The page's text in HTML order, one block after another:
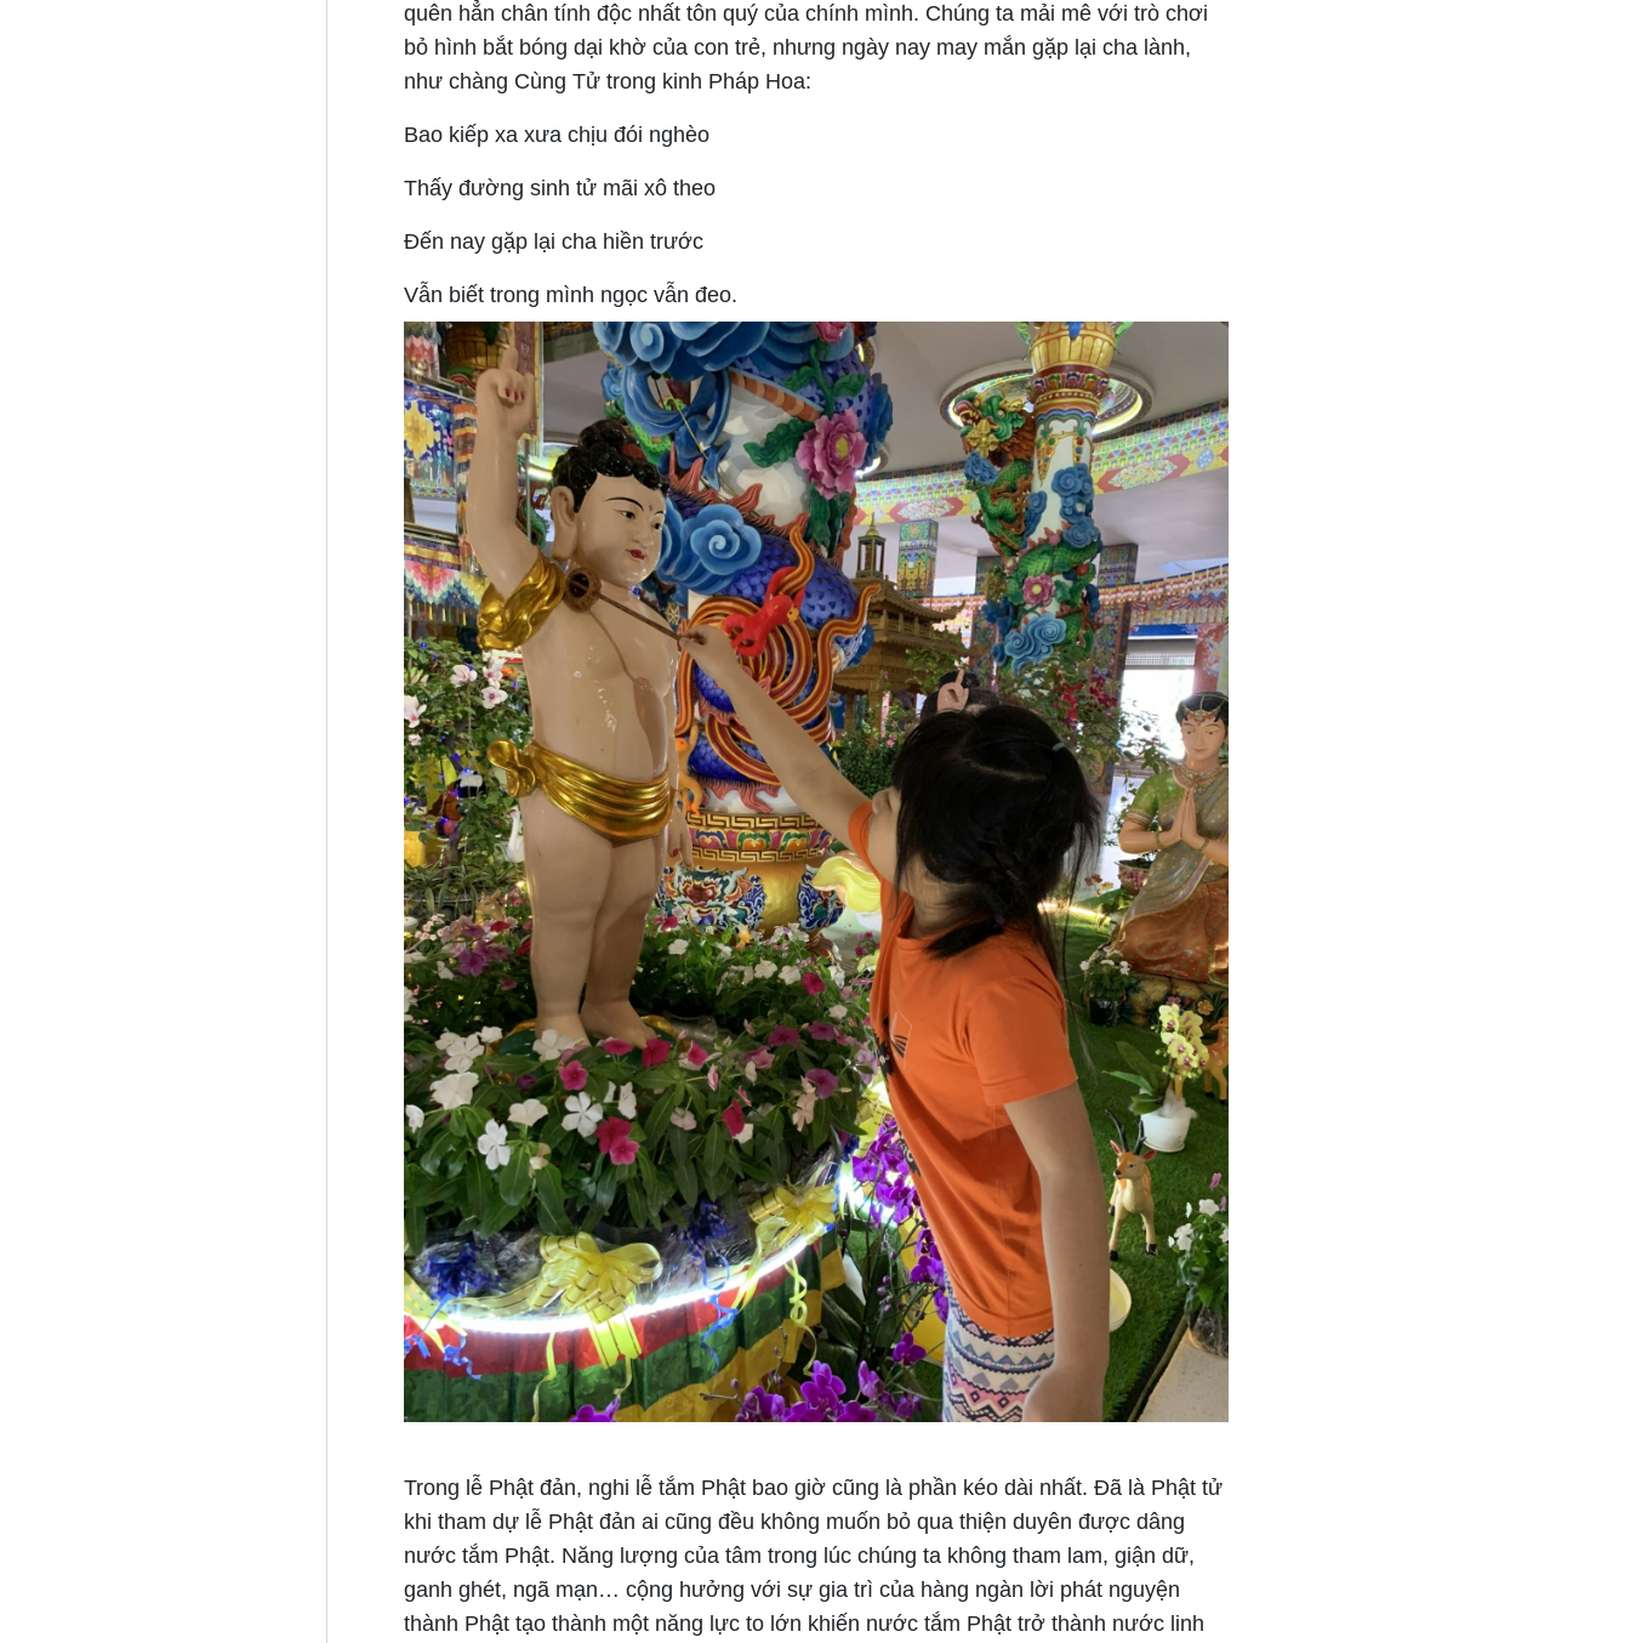
quên hẳn chân tính độc nhất tôn quý của chính mình. Chúng ta mải mê với trò chơi
bỏ hình bắt bóng dại khờ của con trẻ, nhưng ngày nay may mắn gặp lại cha lành,
như chàng Cùng Tử trong kinh Pháp Hoa:
Bao kiếp xa xưa chịu đói nghèo
Thấy đường sinh tử mãi xô theo
Đến nay gặp lại cha hiền trước
Vẫn biết trong mình ngọc vẫn đeo.
Trong lễ Phật đản, nghi lễ tắm Phật bao giờ cũng là phần kéo dài nhất. Đã là Phật tử
khi tham dự lễ Phật đản ai cũng đều không muốn bỏ qua thiện duyên được dâng
nước tắm Phật. Năng lượng của tâm trong lúc chúng ta không tham lam, giận dữ,
ganh ghét, ngã mạn… cộng hưởng với sự gia trì của hàng ngàn lời phát nguyện
thành Phật tạo thành một năng lực to lớn khiến nước tắm Phật trở thành nước linh